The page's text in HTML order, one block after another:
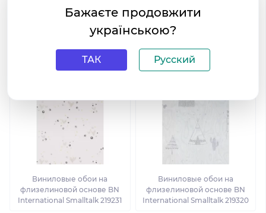
Виниловые обои на
International Smalltalk 219321
Виниловые обои на
International Smalltalk 219272
Виниловые обои на
флизелиновой основе BN
International Smalltalk 219231
Виниловые обои на
флизелиновой основе BN
International Smalltalk 219320
Бажаєте продовжити
українською?
ТАК Русский